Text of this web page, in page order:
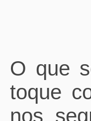
O que
toque
nos